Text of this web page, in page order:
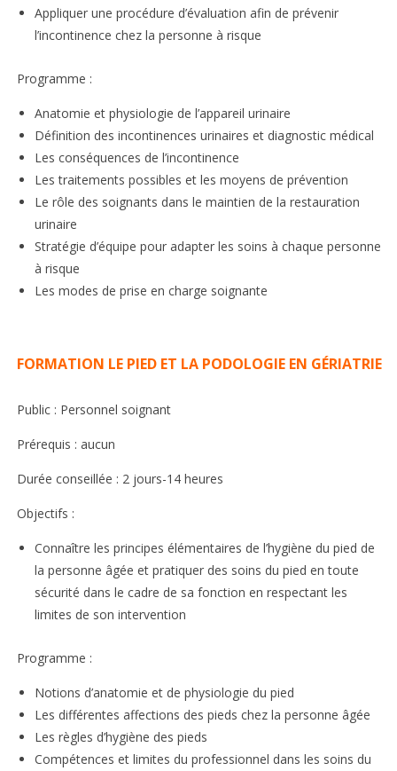
Appliquer une procédure d’évaluation afin de prévenir
l’incontinence chez la personne à risque
Programme :
Anatomie et physiologie de l’appareil urinaire
Définition des incontinences urinaires et diagnostic médical
Les conséquences de l’incontinence
Les traitements possibles et les moyens de prévention
Le rôle des soignants dans le maintien de la restauration
urinaire
Stratégie d’équipe pour adapter les soins à chaque personne
à risque
Les modes de prise en charge soignante
FORMATION LE PIED ET LA PODOLOGIE EN GÉRIATRIE
Public : Personnel soignant
Prérequis : aucun
Durée conseillée : 2 jours-14 heures
Objectifs :
Connaître les principes élémentaires de l’hygiène du pied de
la personne âgée et pratiquer des soins du pied en toute
sécurité dans le cadre de sa fonction en respectant les
limites de son intervention
Programme :
Notions d’anatomie et de physiologie du pied
Les différentes affections des pieds chez la personne âgée
Les règles d’hygiène des pieds
Compétences et limites du professionnel dans les soins du